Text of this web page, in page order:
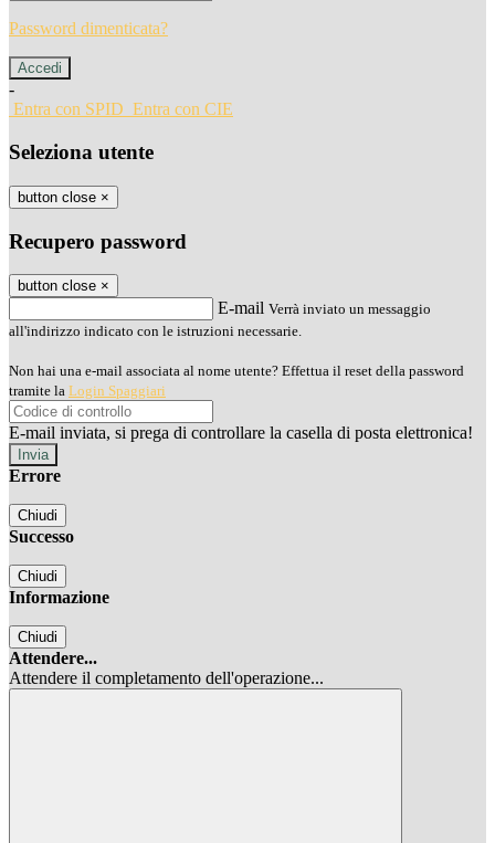
Password dimenticata?
-
Entra con SPID Entra con CIE
Seleziona utente
button close ×
Recupero password
button close ×
E-mail Verrà inviato un messaggio
all'indirizzo indicato con le istruzioni necessarie.
Non hai una e-mail associata al nome utente? Effettua il reset della password
tramite la Login Spaggiari
E-mail inviata, si prega di controllare la casella di posta elettronica!
Errore
Chiudi
Successo
Chiudi
Informazione
Chiudi
Attendere...
Attendere il completamento dell'operazione...